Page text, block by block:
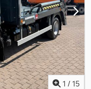
meccanico a 5 marce *
circa 118.140 km * Peso
sul libretto di
kg * Cabina: cabina per
Assi: 4x2 * Pneumatici:
circa 2,80 m *
con controllo remoto
idraulico per
1 / 15